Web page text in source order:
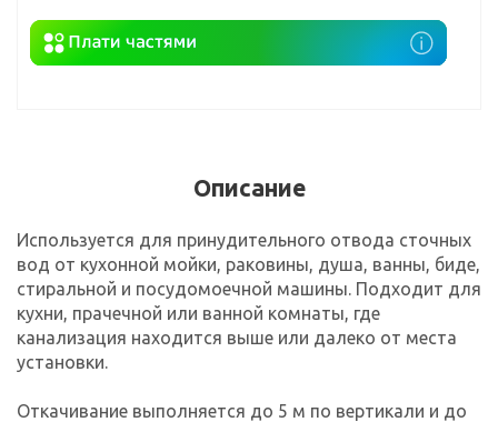
Описание
Используется для принудительного отвода сточных
вод от кухонной мойки, раковины, душа, ванны, биде,
стиральной и посудомоечной машины. Подходит для
кухни, прачечной или ванной комнаты, где
канализация находится выше или далеко от места
установки.
Откачивание выполняется до 5 м по вертикали и до